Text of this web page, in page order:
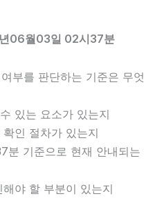
06월03일 02시37분
부를 판단하는 기준은 무엇
있는 요소가 있는지
인 절차가 있는지
기준으로 현재 안내되는
야 할 부분이 있는지